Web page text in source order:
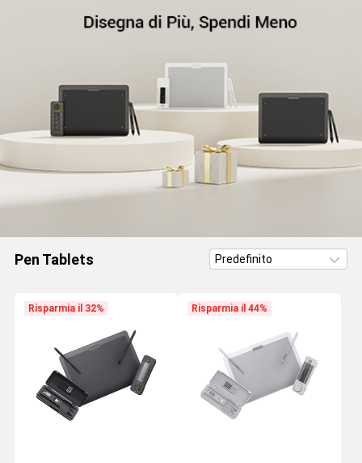
Pen Tablets
Risparmia il 32% Risparmia il 44%